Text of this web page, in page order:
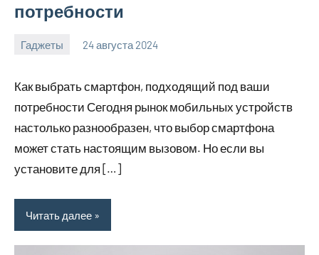
потребности
Гаджеты 24 августа 2024
motorhog_ru
Нет
Как выбрать смартфон, подходящий под ваши
потребности Сегодня рынок мобильных устройств
настолько разнообразен, что выбор смартфона
может стать настоящим вызовом. Но если вы
установите для […]
Читать далее